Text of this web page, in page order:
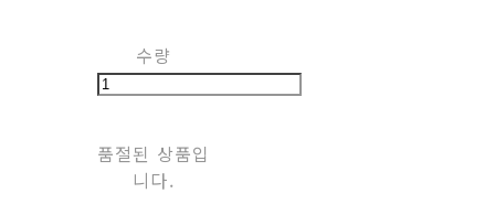
수량
품절된 상품입
니다.